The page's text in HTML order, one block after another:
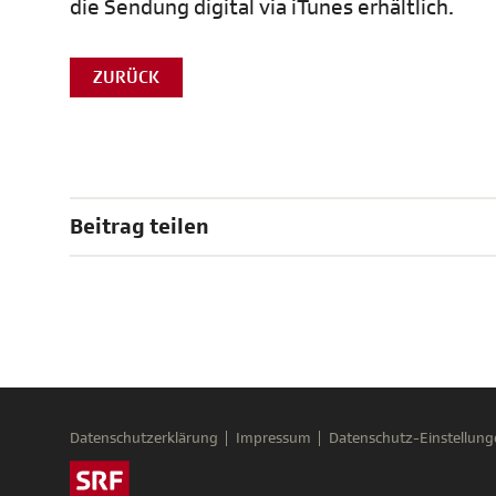
die Sendung digital via iTunes erhältlich.
ZURÜCK
Beitrag teilen
Datenschutzerklärung Impressum Datenschutz-